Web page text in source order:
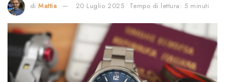
di Mattia 20 Luglio 2025 Tempo di lettura: 5 minuti